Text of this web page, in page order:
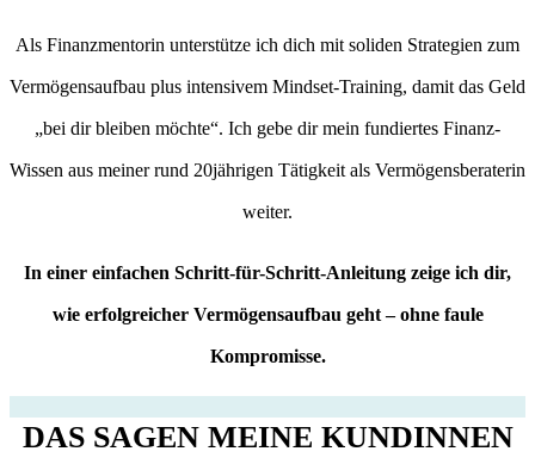
Als Finanzmentorin unterstütze ich dich mit soliden Strategien zum
Vermögensaufbau plus intensivem Mindset-Training, damit das Geld
„bei dir bleiben möchte“. Ich gebe dir mein fundiertes Finanz-
Wissen aus meiner rund 20jährigen Tätigkeit als Vermögensberaterin
weiter.
In einer einfachen Schritt-für-Schritt-Anleitung zeige ich dir,
wie erfolgreicher Vermögensaufbau geht – ohne faule
Kompromisse.
DAS SAGEN MEINE KUNDINNEN